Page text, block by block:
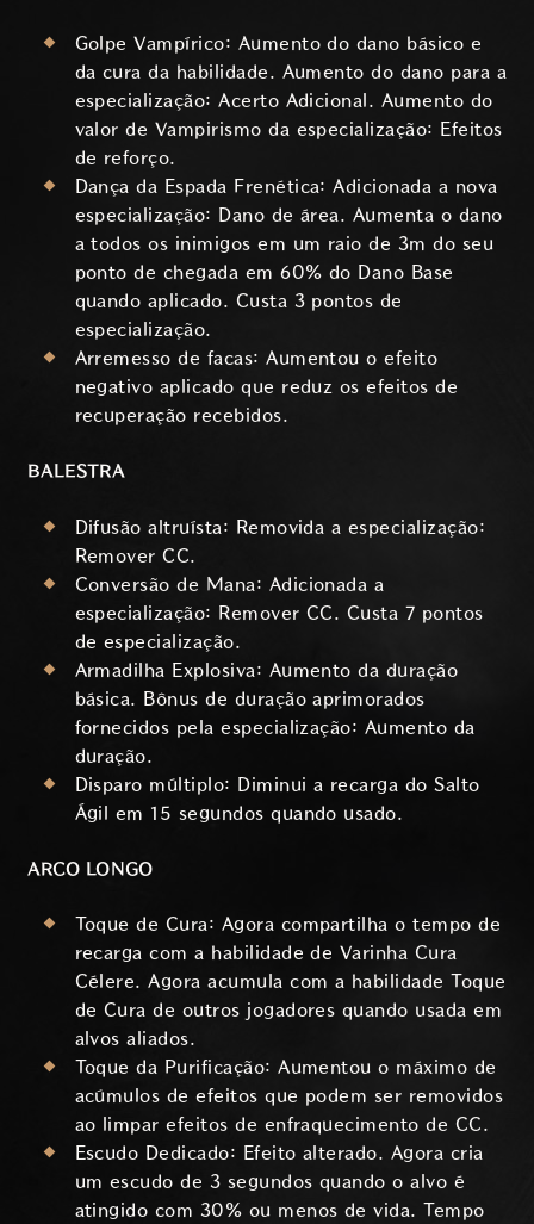
Golpe Vampírico: Aumento do dano básico e
da cura da habilidade. Aumento do dano para a
especialização: Acerto Adicional. Aumento do
valor de Vampirismo da especialização: Efeitos
de reforço.
Dança da Espada Frenética: Adicionada a nova
especialização: Dano de área. Aumenta o dano
a todos os inimigos em um raio de 3m do seu
ponto de chegada em 60% do Dano Base
quando aplicado. Custa 3 pontos de
especialização.
Arremesso de facas: Aumentou o efeito
negativo aplicado que reduz os efeitos de
recuperação recebidos.
BALESTRA
Difusão altruísta: Removida a especialização:
Remover CC.
Conversão de Mana: Adicionada a
especialização: Remover CC. Custa 7 pontos
de especialização.
Armadilha Explosiva: Aumento da duração
básica. Bônus de duração aprimorados
fornecidos pela especialização: Aumento da
duração.
Disparo múltiplo: Diminui a recarga do Salto
Ágil em 15 segundos quando usado.
ARCO LONGO
Toque de Cura: Agora compartilha o tempo de
recarga com a habilidade de Varinha Cura
Célere. Agora acumula com a habilidade Toque
de Cura de outros jogadores quando usada em
alvos aliados.
Toque da Purificação: Aumentou o máximo de
acúmulos de efeitos que podem ser removidos
ao limpar efeitos de enfraquecimento de CC.
Escudo Dedicado: Efeito alterado. Agora cria
um escudo de 3 segundos quando o alvo é
atingido com 30% ou menos de vida. Tempo